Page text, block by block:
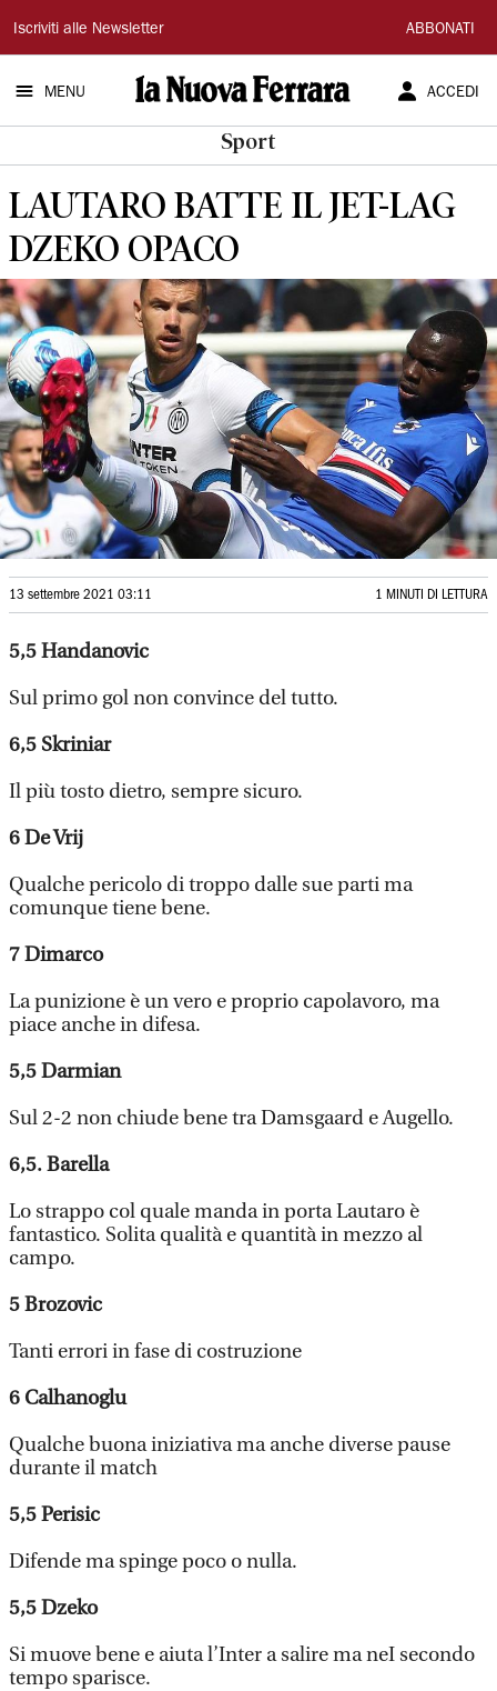
La
Nuova
Ferrara
Iscriviti alle Newsletter ABBONATI
MENU ACCEDI
Sport
LAUTARO BATTE IL JET-LAG
DZEKO OPACO
13 settembre 2021 03:11 1 MINUTI DI LETTURA
5,5Handanovic
Sul primo gol non convince del tutto.
6,5 Skriniar
Il più tosto dietro, sempre sicuro.
6De Vrij
Qualche pericolo di troppo dalle sue parti ma
comunque tiene bene.
7Dimarco
La punizione è un vero e proprio capolavoro, ma
piace anche in difesa.
5,5Darmian
Sul 2-2 non chiude bene tra Damsgaard e Augello.
6,5.Barella
Lo strappo col quale manda in porta Lautaro è
fantastico. Solita qualità e quantità in mezzo al
campo.
5Brozovic
Tanti errori in fase di costruzione
6 Calhanoglu
Qualche buona iniziativa ma anche diverse pause
durante il match
5,5Perisic
Difende ma spinge poco o nulla.
5,5Dzeko
Si muove bene e aiuta l’Inter a salire ma neI secondo
tempo sparisce.